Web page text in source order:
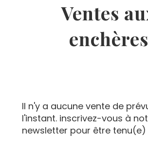
Ventes
enchères
Il n'y a aucune vente de
l'instant. inscrivez-vous à
newsletter pour être